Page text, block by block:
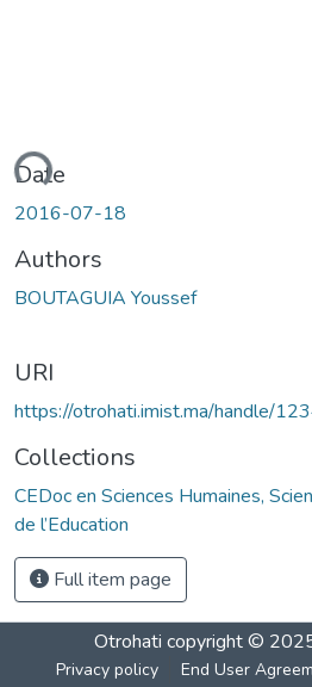
Date
2016-07-18
Authors
BOUTAGUIA Youssef
URI
https://otrohati.imist.ma/handle/
Collections
CEDoc en Sciences Humaines,
de l’Education
Full item page
Otrohati copyright ©
Privacy policy End User